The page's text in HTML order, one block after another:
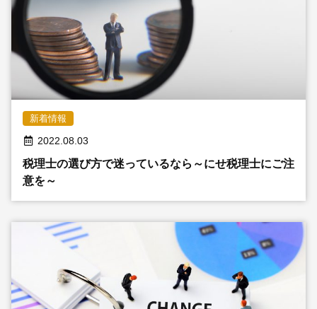
新着情報
2022.08.03
税理士の選び方で迷っているなら～にせ税理士にご注
意を～